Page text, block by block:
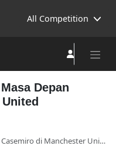
All Competition
Depan
di Manchester United